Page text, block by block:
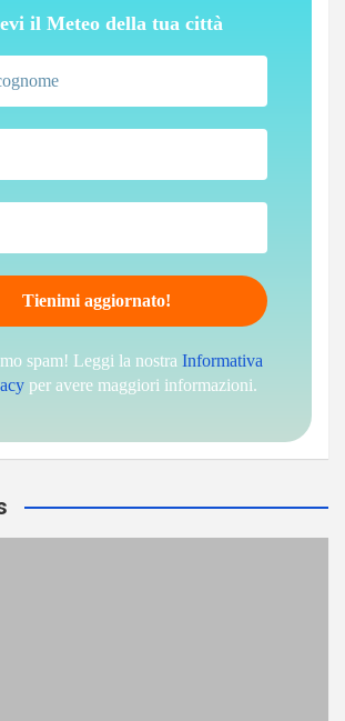
il Meteo della tua città
spam! Leggi la nostra Informativa
per avere maggiori informazioni.